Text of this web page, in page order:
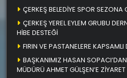
ÇERKEŞ BELEDİYE SPOR SEZONA
ÇERKEŞ YEREL EYLEM GRUBU
HİBE DESTEĞİ
FIRIN VE PASTANELERE KAPSAMLI
BAŞKANIMIZ HASAN
MÜDÜRÜ AHMET GÜLŞEN’E ZİYARET